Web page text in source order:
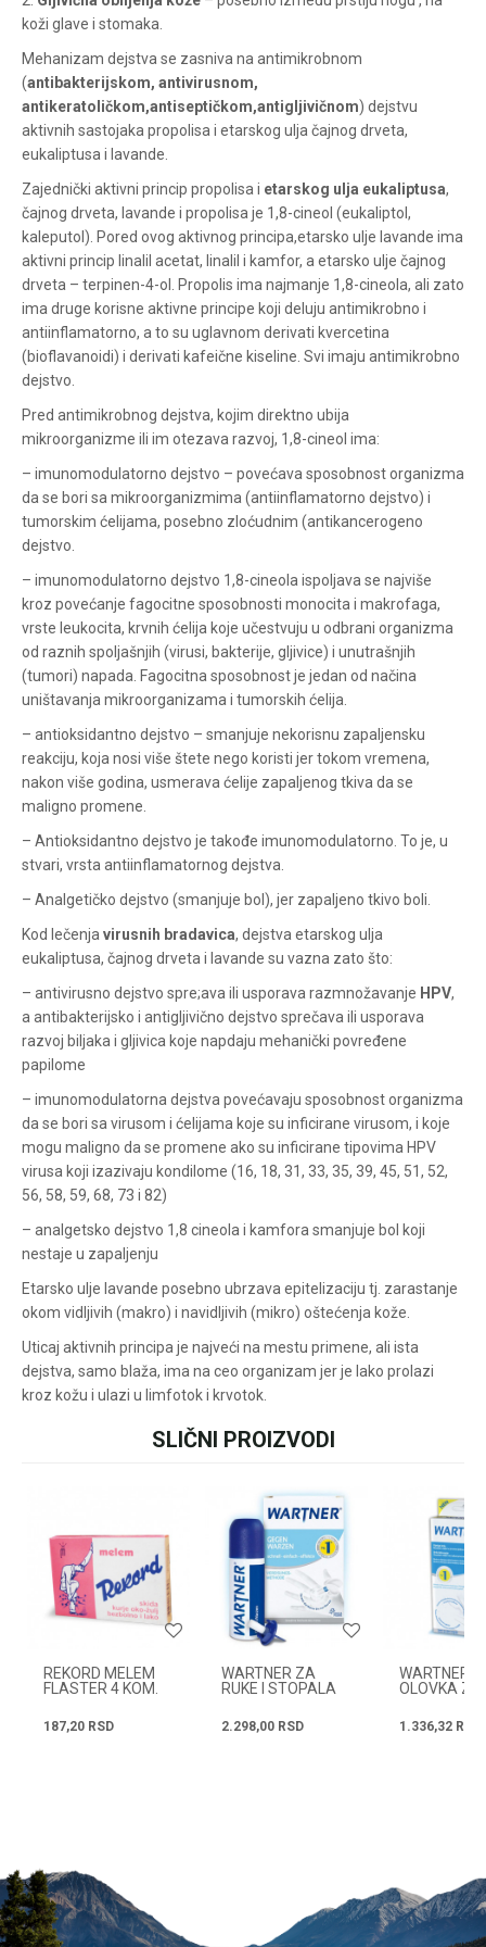
Za više informacija u
vezi online porudžbine
customers@oazazdrav
lja.rs
ili pozovite:
+381631105804
Radno vreme
Svakog radnog dana od
08h do 16h
koži glave i stomaka.
Mehanizam dejstva se zasniva na antimikrobnom
(antibakterijskom, antivirusnom,
antikeratoličkom,antiseptičkom,antigljivičnom) dejstvu
aktivnih sastojaka propolisa i etarskog ulja čajnog drveta,
eukaliptusa i lavande.
Zajednički aktivni princip propolisa i etarskog ulja eukaliptusa,
čajnog drveta, lavande i propolisa je 1,8-cineol (eukaliptol,
kaleputol). Pored ovog aktivnog principa,etarsko ulje lavande ima
aktivni princip linalil acetat, linalil i kamfor, a etarsko ulje čajnog
drveta – terpinen-4-ol. Propolis ima najmanje 1,8-cineola, ali zato
ima druge korisne aktivne principe koji deluju antimikrobno i
antiinflamatorno, a to su uglavnom derivati kvercetina
(bioflavanoidi) i derivati kafeične kiseline. Svi imaju antimikrobno
dejstvo.
Pred antimikrobnog dejstva, kojim direktno ubija
mikroorganizme ili im otezava razvoj, 1,8-cineol ima:
– imunomodulatorno dejstvo – povećava sposobnost organizma
da se bori sa mikroorganizmima (antiinflamatorno dejstvo) i
tumorskim ćelijama, posebno zloćudnim (antikancerogeno
dejstvo.
– imunomodulatorno dejstvo 1,8-cineola ispoljava se najviše
kroz povećanje fagocitne sposobnosti monocita i makrofaga,
vrste leukocita, krvnih ćelija koje učestvuju u odbrani organizma
od raznih spoljašnjih (virusi, bakterije, gljivice) i unutrašnjih
(tumori) napada. Fagocitna sposobnost je jedan od načina
uništavanja mikroorganizama i tumorskih ćelija.
– antioksidantno dejstvo – smanjuje nekorisnu zapaljensku
reakciju, koja nosi više štete nego koristi jer tokom vremena,
nakon više godina, usmerava ćelije zapaljenog tkiva da se
maligno promene.
– Antioksidantno dejstvo je takođe imunomodulatorno. To je, u
stvari, vrsta antiinflamatornog dejstva.
– Analgetičko dejstvo (smanjuje bol), jer zapaljeno tkivo boli.
Kod lečenja virusnih bradavica, dejstva etarskog ulja
eukaliptusa, čajnog drveta i lavande su vazna zato što:
– antivirusno dejstvo spre;ava ili usporava razmnožavanje HPV,
a antibakterijsko i antigljivično dejstvo sprečava ili usporava
razvoj biljaka i gljivica koje napdaju mehanički povređene
papilome
– imunomodulatorna dejstva povećavaju sposobnost organizma
da se bori sa virusom i ćelijama koje su inficirane virusom, i koje
mogu maligno da se promene ako su inficirane tipovima HPV
virusa koji izazivaju kondilome (16, 18, 31, 33, 35, 39, 45, 51, 52,
56, 58, 59, 68, 73 i 82)
– analgetsko dejstvo 1,8 cineola i kamfora smanjuje bol koji
nestaje u zapaljenju
Etarsko ulje lavande posebno ubrzava epitelizaciju tj. zarastanje
okom vidljivih (makro) i navidljivih (mikro) oštećenja kože.
Uticaj aktivnih principa je najveći na mestu primene, ali ista
dejstva, samo blaža, ima na ceo organizam jer je lako prolazi
kroz kožu i ulazi u limfotok i krvotok.
Poruka
SLIČNI PROIZVODI
REKORD MELEM
FLASTER 4 KOM.
187,20 RSD
WARTNER ZA
RUKE I STOPALA
2.298,00 RSD
WARTNER
OLOVKA ZA
1.336,32 RSD